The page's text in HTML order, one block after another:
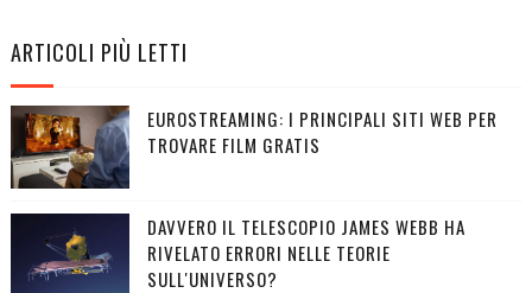
ARTICOLI PIÙ LETTI
EUROSTREAMING: I PRINCIPALI SITI WEB PER
TROVARE FILM GRATIS
DAVVERO IL TELESCOPIO JAMES WEBB HA
RIVELATO ERRORI NELLE TEORIE
SULL'UNIVERSO?